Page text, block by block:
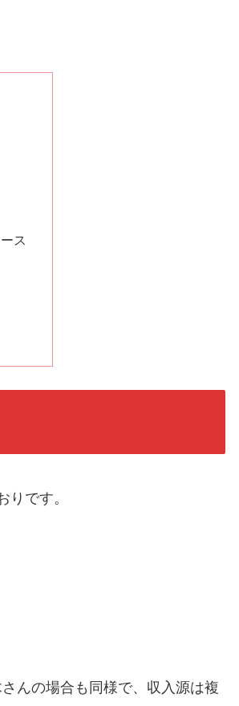
ス
です。
んの場合も同様で、収入源は複